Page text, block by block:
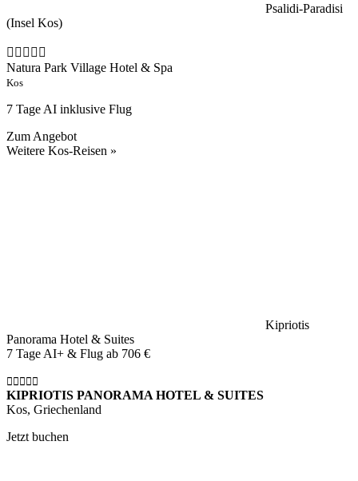
Psalidi-Paradisi
(Insel Kos)
Natura Park Village Hotel & Spa
Kos
7 Tage AI inklusive Flug
Zum Angebot
Weitere Kos-Reisen »
Kipriotis
Panorama Hotel & Suites
7 Tage AI+ & Flug ab 706 €
KIPRIOTIS PANORAMA HOTEL & SUITES
Kos, Griechenland
Jetzt buchen